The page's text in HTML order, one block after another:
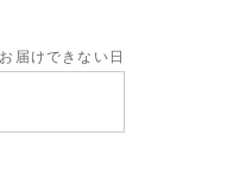
お届けできない日